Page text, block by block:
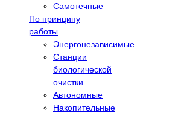
Самотечные
По принципу
работы
Энергонезависимые
Станции
биологической
очистки
Автономные
Накопительные